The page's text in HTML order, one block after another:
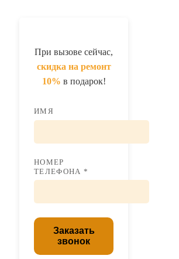
При вызове сейчас,
скидка на ремонт
10% в подарок!
ИМЯ
НОМЕР
ТЕЛЕФОНА *
Заказать
звонок